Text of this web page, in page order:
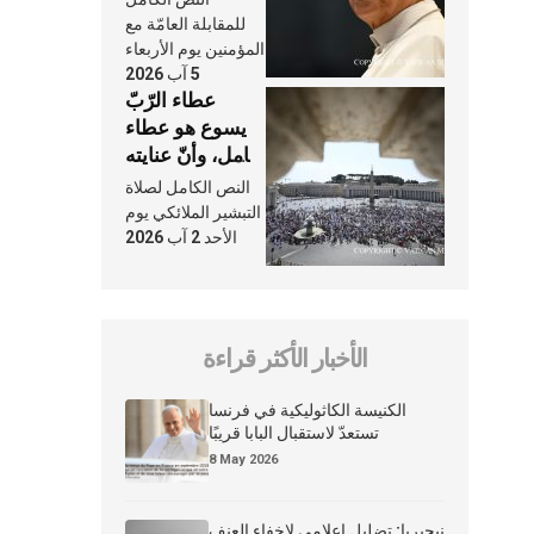
النَّفَس في حياة
الكنيسة
للمقابلة العامّة مع
المؤمنين يوم الأربعاء
5 آب 2026
عطاء الرّبّ
يسوع هو عطاء
شامل، وأنّ عنايته
بنا لا تغيب عنّا
أبدًا
النص الكامل لصلاة
التبشير الملائكي يوم
الأحد 2 آب 2026
الأخبار الأكثر قراءة
الكنيسة الكاثوليكية في فرنسا
تستعدّ لاستقبال البابا قريبًا
8 May 2026
نيجيريا: تضليل إعلامي لإخفاء العنف